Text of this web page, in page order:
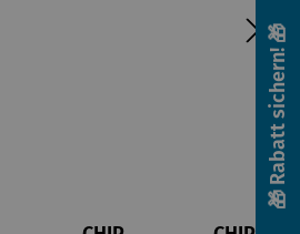
🎁 Rabatt sichern! 🎁